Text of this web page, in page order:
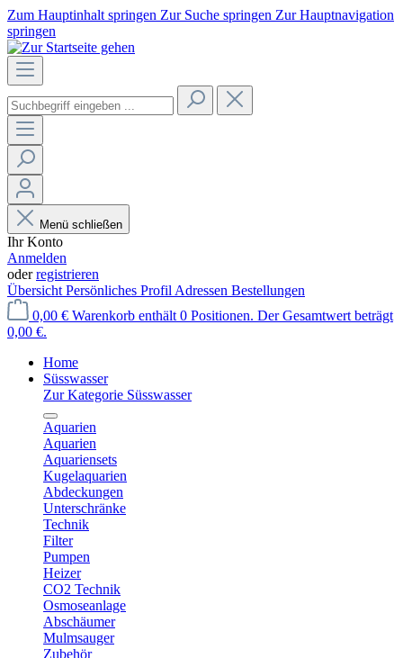
Zum Hauptinhalt springen Zur Suche springen Zur Hauptnavigation
springen
Menü schließen
Ihr Konto
Anmelden
oderregistrieren
Übersicht Persönliches Profil Adressen Bestellungen
0,00 € Warenkorb enthält 0 Positionen. Der Gesamtwert beträgt
0,00 €.
Home
Süsswasser
Zur Kategorie Süsswasser
Aquarien
Aquarien
Aquariensets
Kugelaquarien
Abdeckungen
Unterschränke
Technik
Filter
Pumpen
Heizer
CO2 Technik
Osmoseanlage
Abschäumer
Mulmsauger
Zubehör